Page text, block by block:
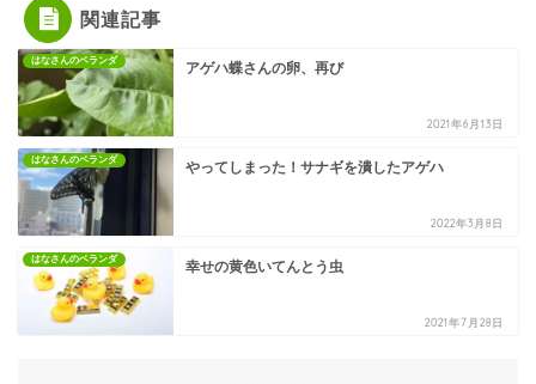
関連記事
はなさんのベランダ アゲハ蝶さんの卵、再び
2021年6月13日
はなさんのベランダ やってしまった！サナギを潰したアゲハ
2022年3月8日
はなさんのベランダ 幸せの黄色いてんとう虫
2021年7月28日